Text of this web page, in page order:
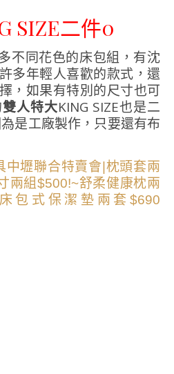
SIZE二件0
不同花色的床包組，有沈
多年輕人喜歡的款式，還
，如果有特別的尺寸也可
雙人特大KING SIZE也是二
是工廠製作，只要還有布